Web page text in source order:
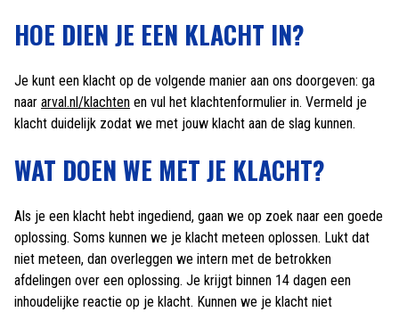
HOE DIEN JE EEN KLACHT IN?
Je kunt een klacht op de volgende manier aan ons doorgeven: ga
naar arval.nl/klachten en vul het klachtenformulier in. Vermeld je
klacht duidelijk zodat we met jouw klacht aan de slag kunnen.
WAT DOEN WE MET JE KLACHT?
Als je een klacht hebt ingediend, gaan we op zoek naar een goede
oplossing. Soms kunnen we je klacht meteen oplossen. Lukt dat
niet meteen, dan overleggen we intern met de betrokken
afdelingen over een oplossing. Je krijgt binnen 14 dagen een
inhoudelijke reactie op je klacht. Kunnen we je klacht niet